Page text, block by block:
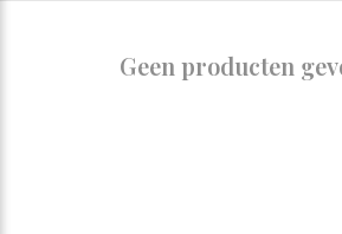
Geen producten